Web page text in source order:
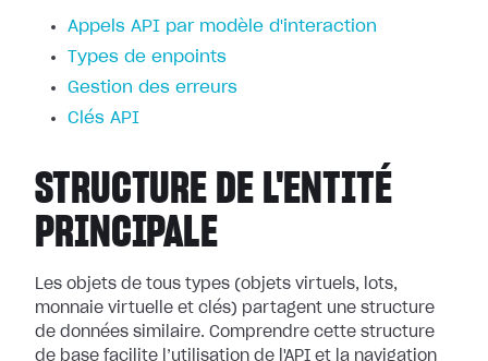
Appels API par modèle d'interaction
Types de enpoints
Gestion des erreurs
Clés API
STRUCTURE DE L'ENTITÉ
PRINCIPALE
Les objets de tous types (objets virtuels, lots,
monnaie virtuelle et clés) partagent une structure
de données similaire. Comprendre cette structure
de base facilite l’utilisation de l'API et la navigation